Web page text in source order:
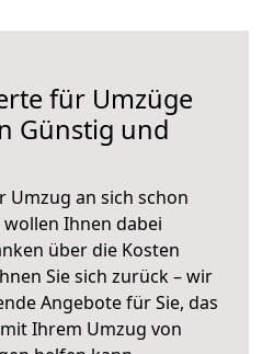
für Umzüge
Günstig und
Umzug an sich schon
Ihnen dabei
über die Kosten
Sie sich zurück – wir
Angebote für Sie, das
mit Ihrem Umzug von